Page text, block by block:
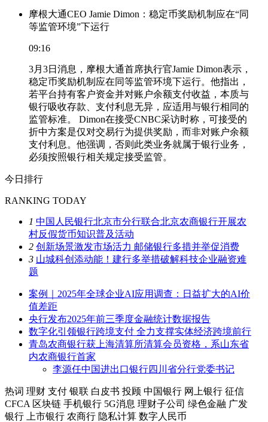
摩根大通CEO Jamie Dimon：稳定币奖励机制应在“同
等监管环境”下运行
09:16
3月3日消息，摩根大通首席执行官Jamie Dimon表示，
稳定币奖励机制应在同等监管环境下运行。他指出，
若平台持有客户资金并对账户余额支付收益，本质与
银行吸收存款、支付利息无异，应适用与银行相同的
监管标准。 Dimon在接受CNBC采访时称，可接受的
折中方案是仅对交易行为提供奖励，而非对账户余额
支付利息。他强调，否则此类业务就属于银行业务，
必须按照银行相关规定接受监管。
今日排行
RANKING TODAY
1 中国人民银行北京市分行联合北京农商银行开展农
村反假货币知识普及活动
2 创新场景激发市场活力 邮储银行多措并举促消费
3 山城科创添动能！建行多举措破解科技企业融资难
题
案例｜2025年全球企业AI应用调查：日益扩大的AI价
值差距
央行发布2025年前三季度金融统计数据报告
数字化引领银行跨境支付 全力支撑实体经济跨境前行
青岛农商银行获上海清算所清算会员资格，系山东省
内农商银行首家
李源任中国进出口银行四川省分行党委书记
热词 理财 支付 银联 白皮书 投顾 中国银行 网上银行 征信
CFCA 区块链 手机银行 5G消息 理财子公司 绿色金融 广发
银行
上市银行 农商行 隐私计算 数字人民币